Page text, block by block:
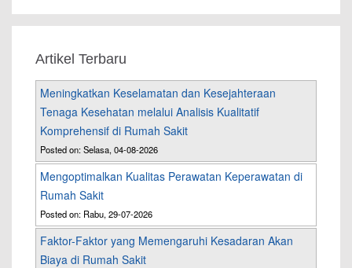
Artikel Terbaru
Meningkatkan Keselamatan dan Kesejahteraan
Tenaga Kesehatan melalui Analisis Kualitatif
Komprehensif di Rumah Sakit
Posted on: Selasa, 04-08-2026
Mengoptimalkan Kualitas Perawatan Keperawatan di
Rumah Sakit
Posted on: Rabu, 29-07-2026
Faktor-Faktor yang Memengaruhi Kesadaran Akan
Biaya di Rumah Sakit